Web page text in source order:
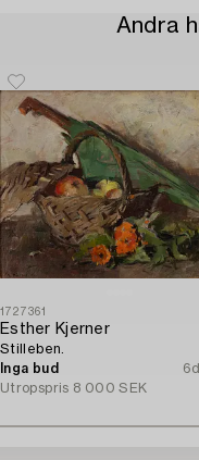
Andra
1727361
Esther Kjerner
Stilleben.
Inga bud
Utropspris 8 000 SEK